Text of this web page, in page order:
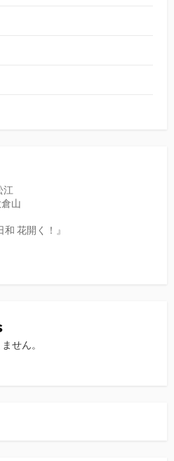
江
山
花開く！』
せん。